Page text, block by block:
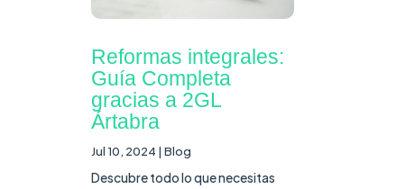
Reformas integrales:
Guía Completa
gracias a 2GL
Ártabra
Jul 10, 2024 |Blog
Descubre todo lo que necesitas